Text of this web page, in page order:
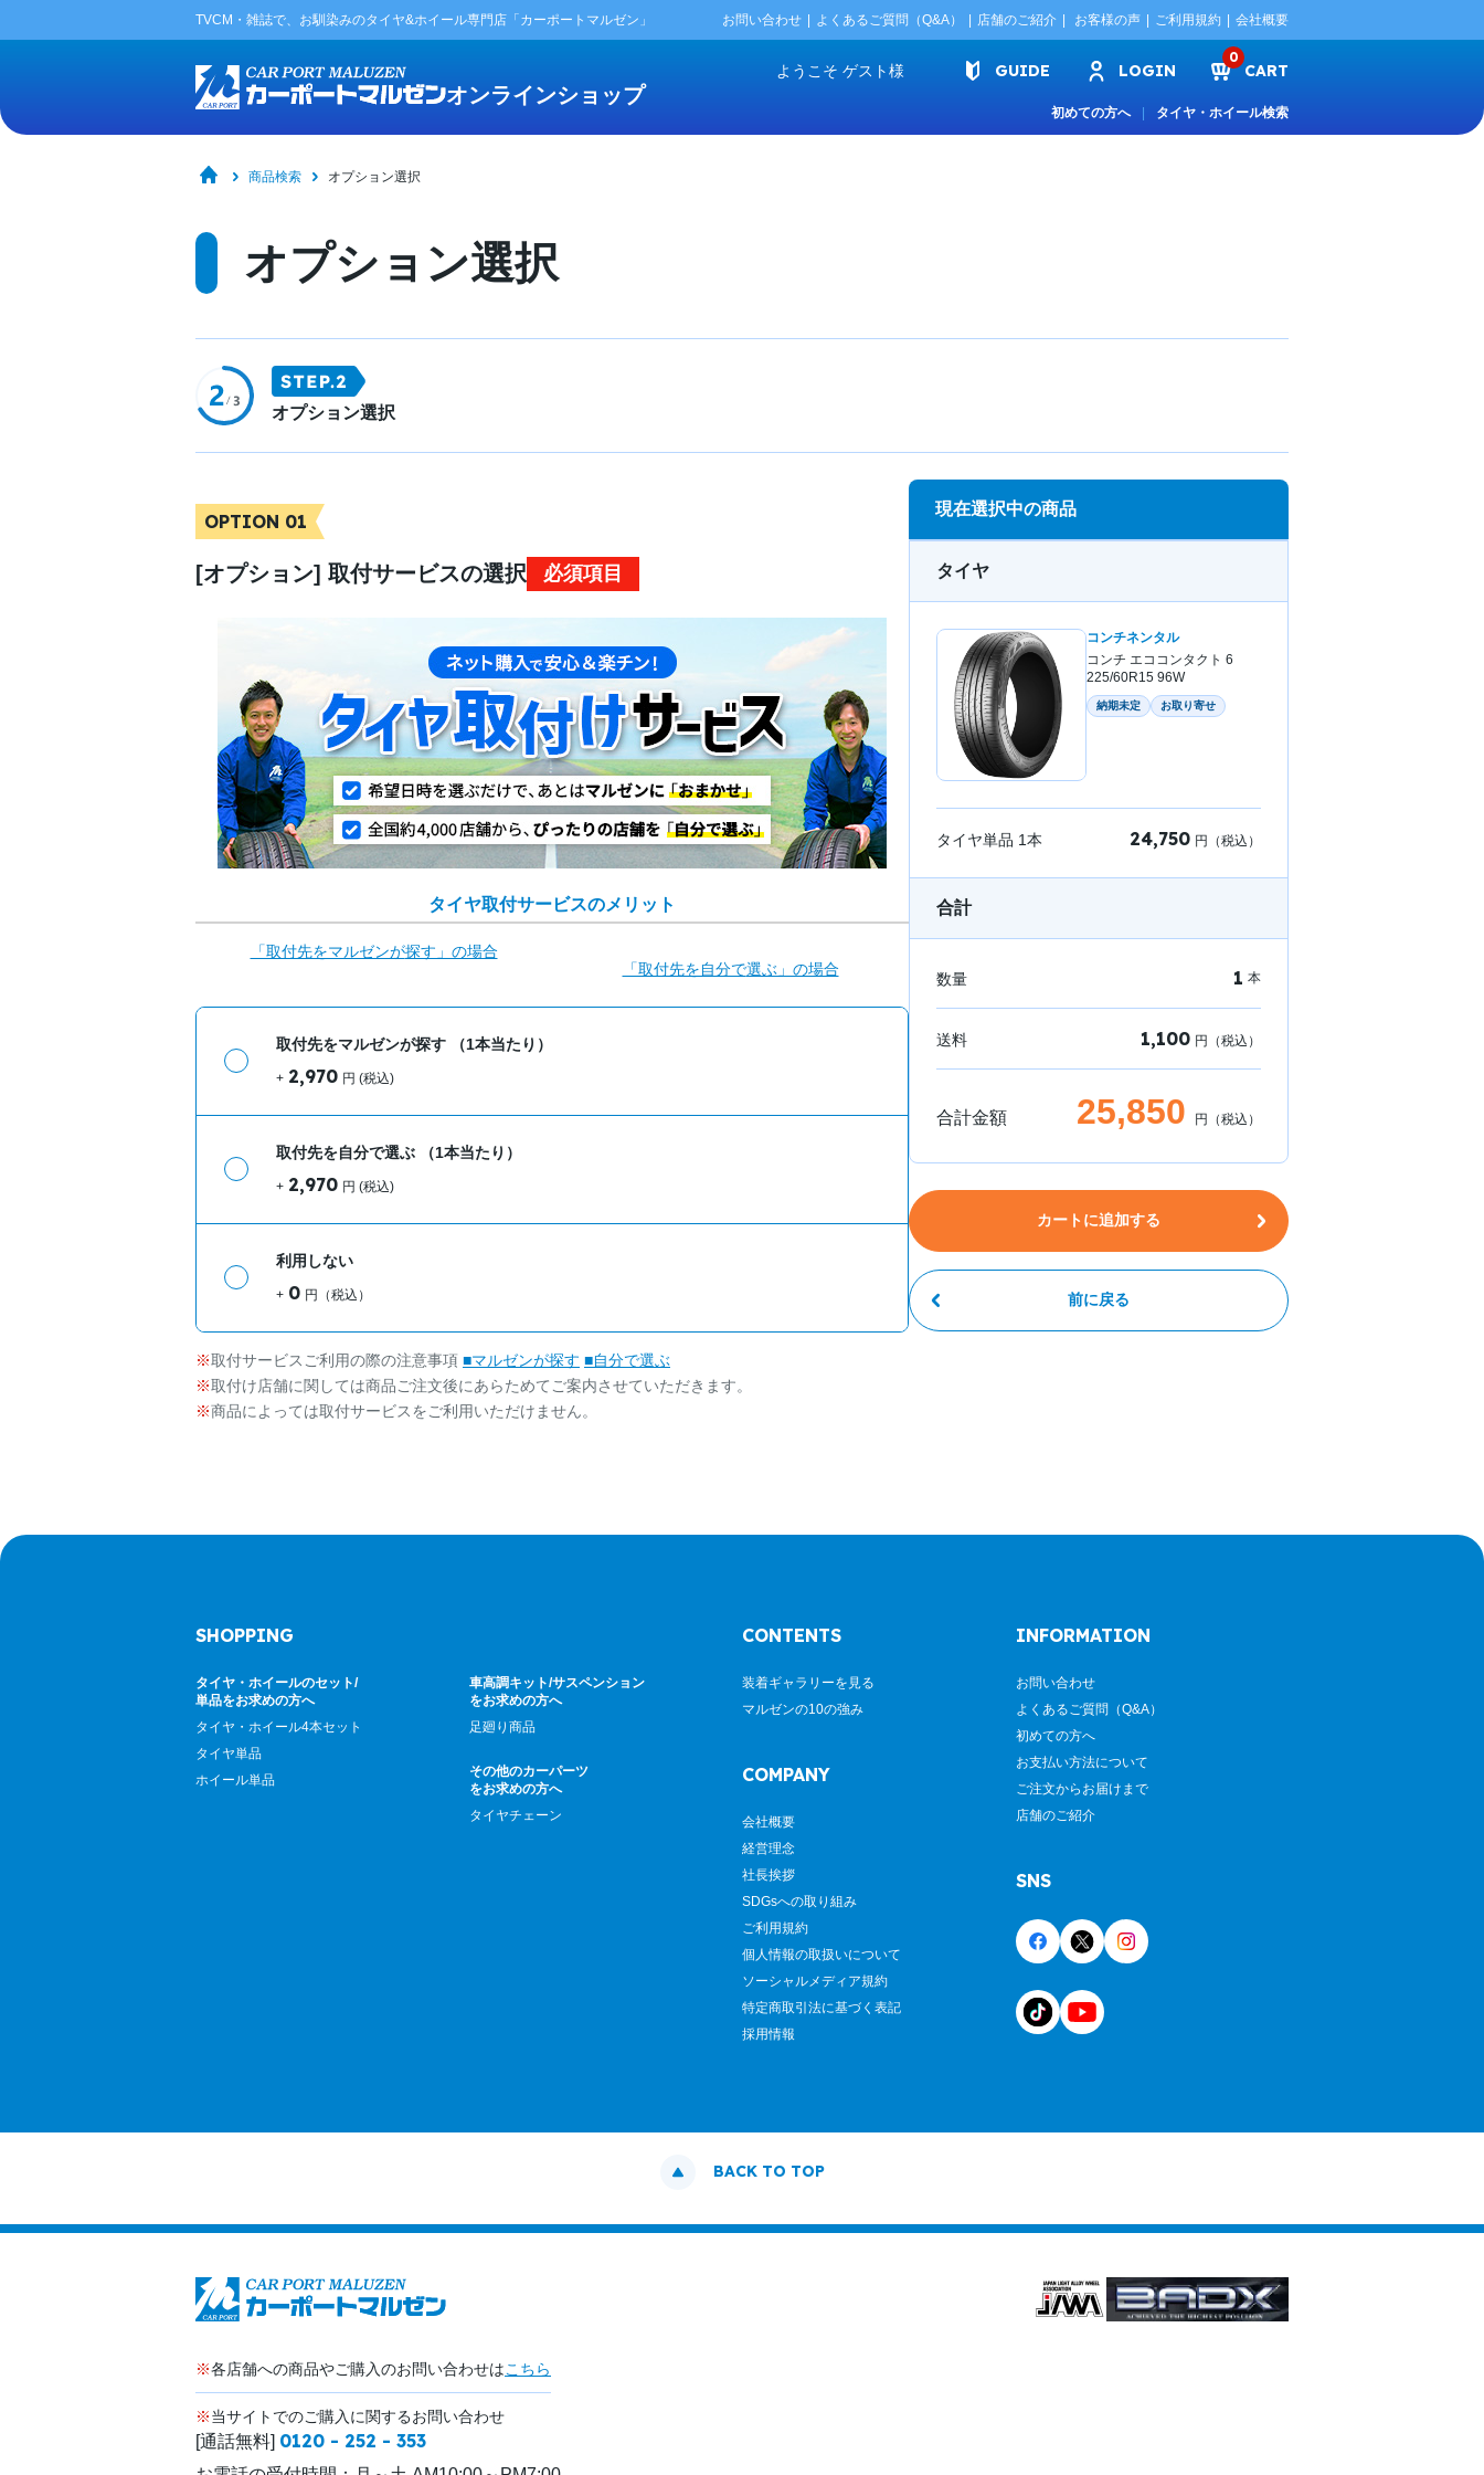
TVCM・雑誌で、お馴染みのタイヤ&ホイール専門店「カーポートマルゼン」 お問い合わせ よくあるご質問（Q&A） 店舗のご紹介 お客様の声 ご利用規約 会社概要
オンラインショップ
ようこそ ゲスト様 GUIDE LOGIN
0
CART
初めての方へ タイヤ・ホイール検索
商品検索 オプション選択
オプション選択
オプション選択
OPTION 01
[オプション] 取付サービスの選択 必須項目
タイヤ取付サービスのメリット
「取付先をマルゼンが探す」の場合
「取付先を自分で選ぶ」の場合
取付先をマルゼンが探す （1本当たり）
+ 2,970 円 (税込)
取付先を自分で選ぶ （1本当たり）
+ 2,970 円 (税込)
利用しない
+ 0 円（税込）
取付サービスご利用の際の注意事項 ■マルゼンが探す ■自分で選ぶ
取付け店舗に関しては商品ご注文後にあらためてご案内させていただきます。
商品によっては取付サービスをご利用いただけません。
現在選択中の商品
タイヤ
コンチネンタル
コンチ エココンタクト 6
225/60R15 96W
納期未定 お取り寄せ
タイヤ単品 1本 24,750 円（税込）
合計
数量 1 本
送料 1,100 円（税込）
合計金額 25,850 円（税込）
カートに追加する
前に戻る
SHOPPING
タイヤ・ホイールのセット/
単品をお求めの方へ
タイヤ・ホイール4本セット
タイヤ単品
ホイール単品
車高調キット/サスペンション
をお求めの方へ
足廻り商品
その他のカーパーツ
をお求めの方へ
タイヤチェーン
CONTENTS
装着ギャラリーを見る
マルゼンの10の強み
COMPANY
会社概要
経営理念
社長挨拶
SDGsへの取り組み
ご利用規約
個人情報の取扱いについて
ソーシャルメディア規約
特定商取引法に基づく表記
採用情報
INFORMATION
お問い合わせ
よくあるご質問（Q&A）
初めての方へ
お支払い方法について
ご注文からお届けまで
店舗のご紹介
SNS
BACK TO TOP
※各店舗への商品やご購入のお問い合わせはこちら
※当サイトでのご購入に関するお問い合わせ
[通話無料] 0120 - 252 - 353